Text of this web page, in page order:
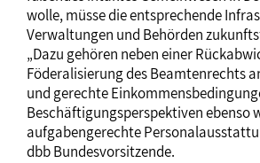
wolle, müsse die entsprechende
Verwaltungen und Behörden
„Dazu gehören neben einer
Föderalisierung des Beamtenrechts
und gerechte
Beschäftigungsperspektiven ebenso
aufgabengerechte
dbb Bundesvorsitzende.